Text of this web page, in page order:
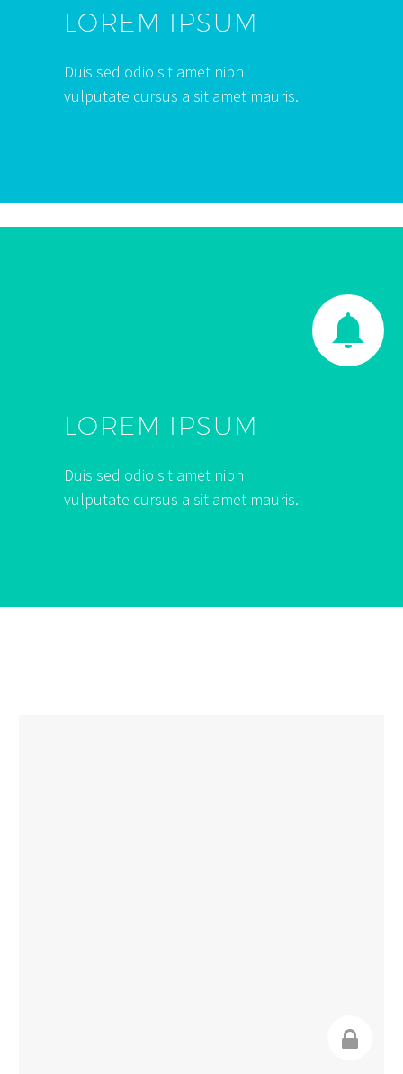
LOREM IPSUM
Duis sed odio sit amet nibh
vulputate cursus a sit amet mauris.


LOREM IPSUM
Duis sed odio sit amet nibh
vulputate cursus a sit amet mauris.